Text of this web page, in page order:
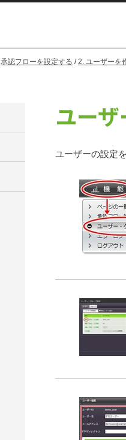
承認フローを設定する /2. ユーザーを
ユー
ユーザーの設定